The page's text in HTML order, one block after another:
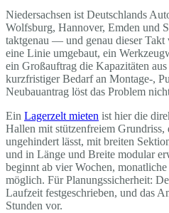
Niedersachsen ist Deutschlands
Wolfsburg, Hannover, Emden und
taktgenau — und genau dieser Takt
eine Linie umgebaut, ein
ein Großauftrag die Kapazitäten
kurzfristiger Bedarf an Montage-,
Neubauantrag löst das Problem
Ein Lagerzelt mieten ist hier die
Hallen mit stützenfreiem Grundriss,
ungehindert lässt, mit breiten
und in Länge und Breite modular
beginnt ab vier Wochen,
möglich. Für Planungssicherheit:
Laufzeit festgeschrieben, und das
Stunden vor.